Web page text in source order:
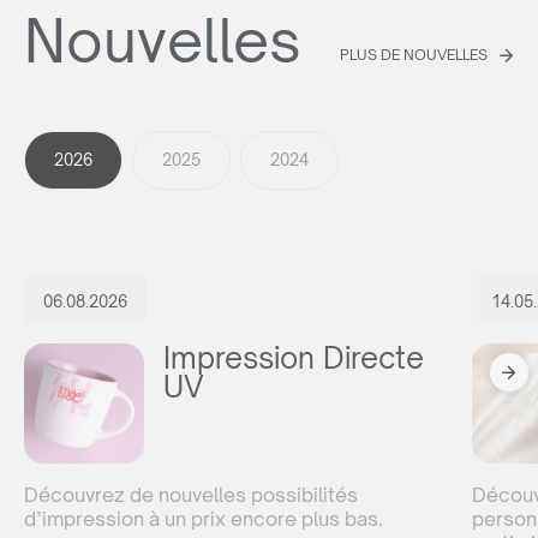
Nouvelles PLUS DE NOUVELLES
2026 2025 2024
06.08.2026
Impression Directe
UV
Découvrez de nouvelles possibilités
d’impression à un prix encore plus bas.